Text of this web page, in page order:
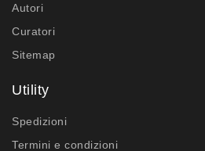
Autori
Curatori
Sitemap
Utility
Spedizioni
Termini e condizioni